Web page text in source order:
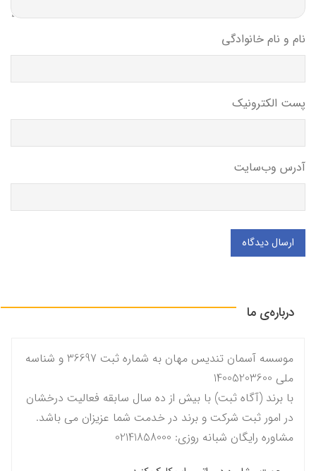
نام و نام خانوادگی
پست الکترونیک
آدرس وب‌سایت
ارسال دیدگاه
درباره‌ی ما
موسسه آسمان تندیس مهان به شماره ثبت 36697 و شناسه
ملی 14005203600
با برند (آگاه ثبت) با بیش از ده سال سابقه فعالیت درخشان
در امور ثبت شرکت و برند در خدمت شما عزیزان می باشد.
مشاوره رایگان شبانه روزی: 02141858000